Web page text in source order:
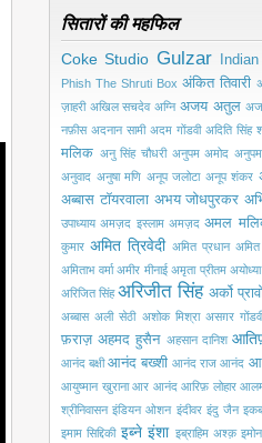
सितारों की महफिल
Coke Studio Gulzar
Phish The Shruti Box अंकित तिवारी
ज़ाहरी अखिल सचदेव अग्नि अजय अतुल
नफ़ीस अदनान सामी अदम गोंडवी अदिति सिंह
मलिक अनु सिंह चौधरी अनुपम अमोद
अनुवाद अनुषा मणि अनूप जलोटा अनूप शंकर
अब्बास टॉयरवाला अभय जोधपुरकर
उपाध्याय अमज़द इस्लाम अमज़द अमल
कुमार अमित त्रिवेदी अमित प्रधान अमित
अमिताभ वर्मा अमीर मीनाई अमृता प्रीतम
अरिजित सिंह अरिजीत सिंह अर्को
अब्बास अली सेठी अशोक मिश्रा असग़र
फ़राज़ अहमद हुसैन अहसान दानिश
आनंद बक्षी आनंद बख्शी आनंद राज आनंद
आयुष्मान खुराना आर आनंद आरिफ़ लोहार
श्रीनिवासन इंडियन ओशन इंदीवर इंदु जैन
इमाम सिद्दिकी इब्ने इंशा इब्राहिम अश्क़